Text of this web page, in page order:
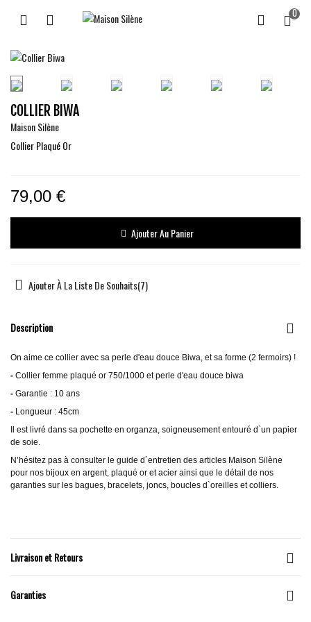
0
COLLIER BIWA
Maison Silène
Collier Plaqué Or
79,00 €
Ajouter Au Panier
Ajouter À La Liste De Souhaits(7)
Description
On aime ce collier avec sa perle d'eau douce Biwa, et sa forme (2 fermoirs) !
- Collier femme plaqué or 750/1000 et perle d'eau douce biwa
- Garantie : 10 ans
- Longueur : 45cm
Il est livré dans sa pochette en organza, soigneusement entouré d`un papier
de soie.
N’hésitez pas à consulter le guide d`entretien des articles Maison Silène
pour nos bijoux en argent, plaqué or et acier ainsi que le détail de nos
garanties sur les bagues, bracelets, joncs, boucles d`oreilles et colliers.
Livraison et Retours
Garanties